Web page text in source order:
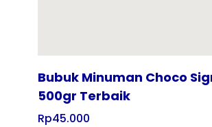
Bubuk Minuman Choco
500gr Terbaik
Rp45.000